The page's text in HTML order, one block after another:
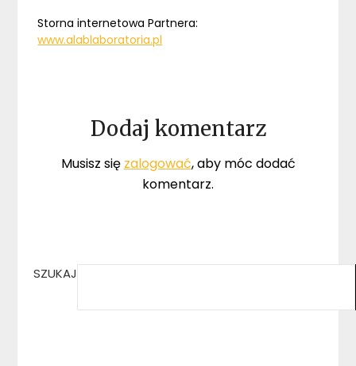
Storna internetowa Partnera:
www.alablaboratoria.pl
Dodaj komentarz
Musisz się zalogować, aby móc dodać
komentarz.
SZUKAJ